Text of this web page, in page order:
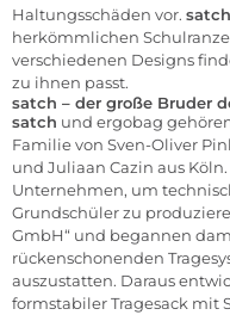
Haltungsschäden vor. satch
herkömmlichen
verschiedenen Designs
zu ihnen passt.
satch – der große Bruder
satch und ergobag
Familie von Sven-Oliver
und Juliaan Cazin aus
Unternehmen, um
Grundschüler zu
GmbH“ und begannen
rückenschonenden
auszustatten. Daraus
formstabiler Tragesack